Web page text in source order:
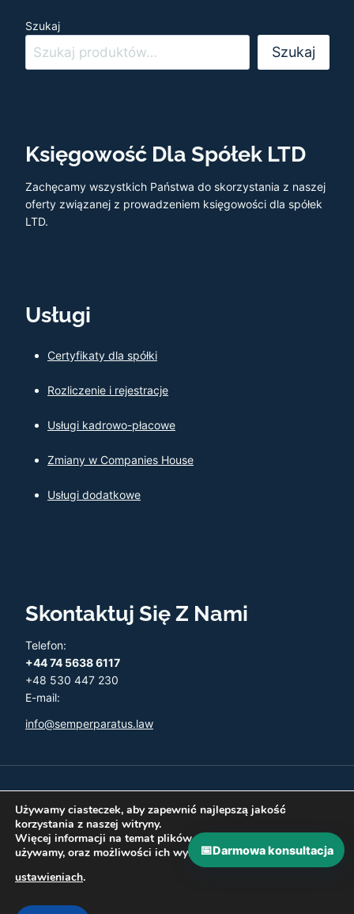
Szukaj
Szukaj
Księgowość Dla Spółek LTD
Zachęcamy wszystkich Państwa do skorzystania z naszej
oferty związanej z prowadzeniem księgowości dla spółek
LTD.
Usługi
Certyfikaty dla spółki
Rozliczenie i rejestracje
Usługi kadrowo-płacowe
Zmiany w Companies House
Usługi dodatkowe
Skontaktuj Się Z Nami
Telefon:
+44 74 5638 6117
+48 530 447 230
E-mail:
info@semperparatus.law
© 2026 Semper Paratus - Twoja księgowość w UK
Polityka prywatności
Najczęściej zadawane pytania
Używamy ciasteczek, aby zapewnić najlepszą jakość
korzystania z naszej witryny.
Więcej informacji na temat plików ciasteczka, których
używamy, oraz możliwości ich wyłączenia znajdziesz w
ustawieniach.
📅Darmowa konsultacja